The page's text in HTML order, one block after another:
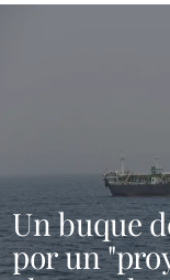
Un buque
por un